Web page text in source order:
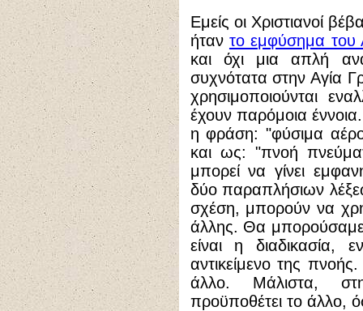
Εμείς οι Χριστιανοί
ήταν το εμφύσημα του
και όχι μια απλή
συχνότατα στην Αγία
χρησιμοποιούνται
έχουν παρόμοια
η φράση: "φύσιμα
και ως: "πνοή
μπορεί να γίνει
δύο παραπλήσιων
σχέση, μπορούν να
άλλης. Θα
είναι η
αντικείμενο της
άλλο. Μάλιστα,
προϋποθέτει το άλλο,